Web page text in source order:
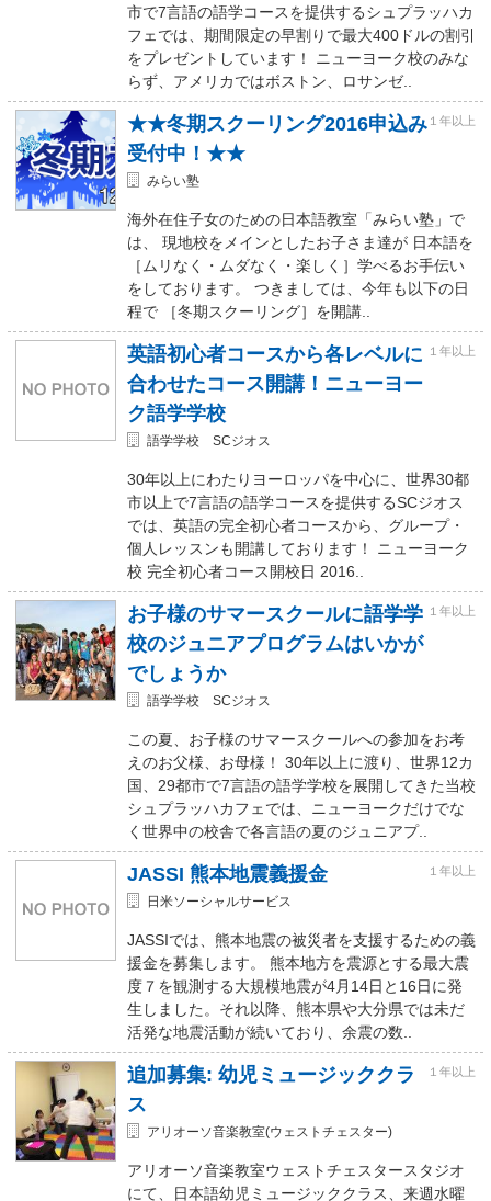
市で7言語の語学コースを提供するシュプラッハカ
フェでは、期間限定の早割りで最大400ドルの割引
をプレゼントしています！ ニューヨーク校のみな
らず、アメリカではボストン、ロサンゼ..
★★冬期スクーリング2016申込み
受付中！★★
１年以上
みらい塾
海外在住子女のための日本語教室「みらい塾」で
は、 現地校をメインとしたお子さま達が 日本語を
［ムリなく・ムダなく・楽しく］学べるお手伝い
をしております。 つきましては、今年も以下の日
程で ［冬期スクーリング］を開講..
英語初心者コースから各レベルに
合わせたコース開講！ニューヨー
ク語学学校
１年以上
語学学校 SCジオス
30年以上にわたりヨーロッパを中心に、世界30都
市以上で7言語の語学コースを提供するSCジオス
では、英語の完全初心者コースから、グループ・
個人レッスンも開講しております！ ニューヨーク
校 完全初心者コース開校日 2016..
お子様のサマースクールに語学学
校のジュニアプログラムはいかが
でしょうか
１年以上
語学学校 SCジオス
この夏、お子様のサマースクールへの参加をお考
えのお父様、お母様！ 30年以上に渡り、世界12カ
国、29都市で7言語の語学学校を展開してきた当校
シュプラッハカフェでは、ニューヨークだけでな
く世界中の校舎で各言語の夏のジュニアプ..
JASSI 熊本地震義援金 １年以上
日米ソーシャルサービス
JASSIでは、熊本地震の被災者を支援するための義
援金を募集します。 熊本地方を震源とする最大震
度７を観測する大規模地震が4月14日と16日に発
生しました。それ以降、熊本県や大分県では未だ
活発な地震活動が続いており、余震の数..
追加募集: 幼児ミュージッククラ
ス
１年以上
アリオーソ音楽教室(ウェストチェスター)
アリオーソ音楽教室ウェストチェスタースタジオ
にて、日本語幼児ミュージッククラス、来週水曜